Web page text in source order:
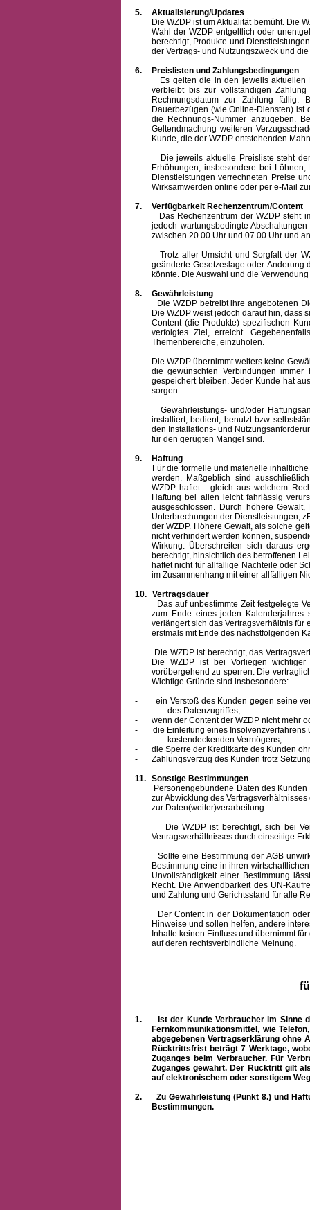
5.
Aktualisierung/Updates
Die WZDP ist um Aktualität bemüht. Die
Wahl der WZDP entgeltlich oder
berechtigt, Produkte und
der Vertrags- und Nutzungszweck und
6.
Preislisten und Zahlungsbedingungen
Es gelten die in den jeweils aktuellen
verbleibt bis zur vollständigen
Rechnungsdatum zur Zahlung fällig.
Dauerbezügen (wie Online-Diensten)
die Rechnungs-Nummer anzugeben.
Geltendmachung weiteren
Kunde, die der WZDP entstehenden
Die jeweils aktuelle Preisliste steht dem
Erhöhungen, insbesondere bei
Dienstleistungen verrechneten Preise
Wirksamwerden online oder per e-Mail
7.
Verfügbarkeit Rechenzentrum/Content
Das Rechenzentrum der WZDP steht im
jedoch wartungsbedingte
zwischen 20.00 Uhr und 07.00 Uhr und
Trotz aller Umsicht und Sorgfalt der
geänderte Gesetzeslage oder Änderung
könnte. Die Auswahl und die
8.
Gewährleistung
Die WZDP betreibt ihre angebotenen
Die WZDP weist jedoch darauf hin, dass
Content (die Produkte) spezifischen
verfolgtes Ziel, erreicht.
Themenbereiche, einzuholen.
Die WZDP übernimmt weiters keine
die gewünschten Verbindungen
gespeichert bleiben. Jeder Kunde hat
sorgen.
Gewährleistungs- und/oder
installiert, bedient, benutzt bzw
den Installations- und
für den gerügten Mangel sind.
9.
Haftung
Für die formelle und materielle
werden. Maßgeblich sind
WZDP haftet - gleich aus welchem
Haftung bei allen leicht fahrlässig
ausgeschlossen. Durch höhere
Unterbrechungen der Dienstleistungen,
der WZDP. Höhere Gewalt, als solche
nicht verhindert werden können,
Wirkung. Überschreiten sich daraus
berechtigt, hinsichtlich des betroffenen
haftet nicht für allfällige Nachteile oder
im Zusammenhang mit einer allfälligen
10. Vertragsdauer
Das auf unbestimmte Zeit festgelegte
zum Ende eines jeden Kalenderjahres
verlängert sich das Vertragsverhältnis
erstmals mit Ende des nächstfolgenden
Die WZDP ist berechtigt, das
Die WZDP ist bei Vorliegen
vorübergehend zu sperren. Die
Wichtige Gründe sind insbesondere:
-
ein Verstoß des Kunden gegen seine
des Datenzugriffes;
-
wenn der Content der WZDP nicht mehr
-
die Einleitung eines
kostendeckenden Vermögens;
-
die Sperre der Kreditkarte des Kunden
-
Zahlungsverzug des Kunden trotz
11. Sonstige Bestimmungen
Personengebundene Daten des Kunden
zur Abwicklung des
zur Daten(weiter)verarbeitung.
Die WZDP ist berechtigt, sich bei
Vertragsverhältnisses durch einseitige
Sollte eine Bestimmung der AGB
Bestimmung eine in ihren
Unvollständigkeit einer Bestimmung
Recht. Die Anwendbarkeit des UN-
und Zahlung und Gerichtsstand für alle
Der Content in der Dokumentation oder
Hinweise und sollen helfen, andere
Inhalte keinen Einfluss und übernimmt
auf deren rechtsverbindliche Meinung.
1.
Ist der Kunde Verbraucher im Sinne
Fernkommunikationsmittel, wie
abgegebenen Vertragserklärung ohne
Rücktrittsfrist beträgt 7 Werktage,
Zuganges beim Verbraucher. Für
Zuganges gewährt. Der Rücktritt gilt
auf elektronischem oder sonstigem
2.
Zu Gewährleistung (Punkt 8.) und
Bestimmungen.